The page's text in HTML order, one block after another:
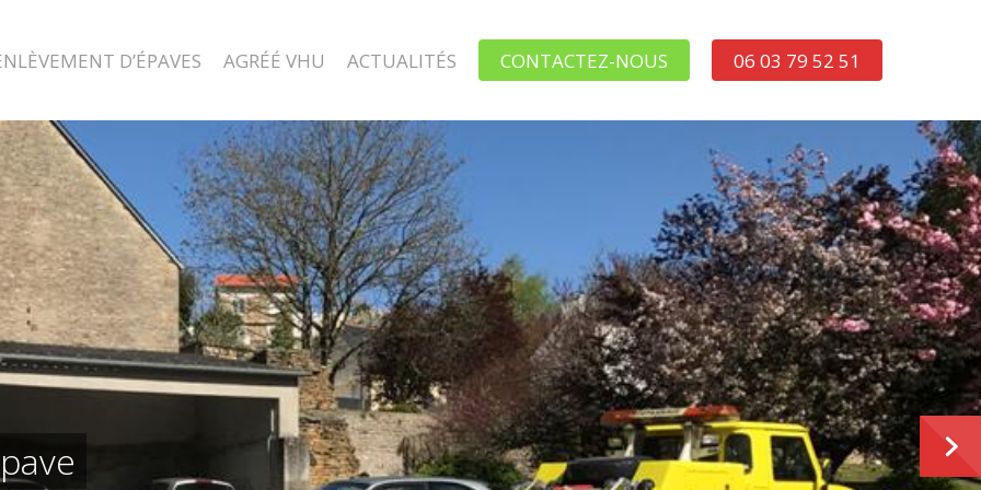
D’ÉPAVES AGRÉÉ VHU ACTUALITÉS CONTACTEZ-NOUS 06 03 79 52 51